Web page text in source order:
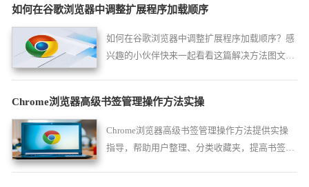
如何在谷歌浏览器中调整扩展程序加载顺序
如何在谷歌浏览器中调整扩展程序加载顺序？感
兴趣的小伙伴快来一起看看这篇解决方法图文一
Chrome浏览器高级书签管理操作方法实操
Chrome浏览器高级书签管理操作方法提供实操
指导，帮助用户整理、分类收藏夹，提高书签管